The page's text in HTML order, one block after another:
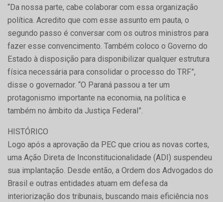
“Da nossa parte, cabe colaborar com essa organização
política. Acredito que com esse assunto em pauta, o
segundo passo é conversar com os outros ministros para
fazer esse convencimento. Também coloco o Governo do
Estado à disposição para disponibilizar qualquer estrutura
física necessária para consolidar o processo do TRF”,
disse o governador. “O Paraná passou a ter um
protagonismo importante na economia, na política e
também no âmbito da Justiça Federal”.
HISTÓRICO
Logo após a aprovação da PEC que criou as novas cortes,
uma Ação Direta de Inconstitucionalidade (ADI) suspendeu
sua implantação. Desde então, a Ordem dos Advogados do
Brasil e outras entidades atuam em defesa da
interiorização dos tribunais, buscando mais eficiência nos